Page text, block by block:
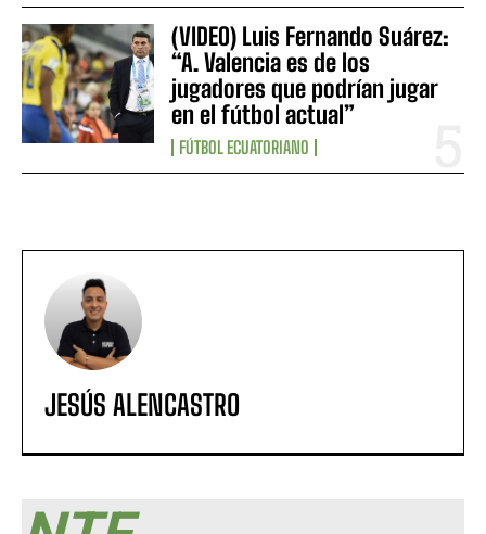
(VIDEO) Luis Fernando Suárez:
“A. Valencia es de los
jugadores que podrían jugar
en el fútbol actual”
FÚTBOL ECUATORIANO
JESÚS ALENCASTRO